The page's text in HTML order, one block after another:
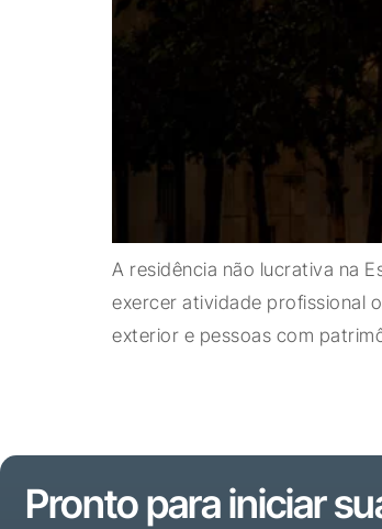
A residência não lucrativa na
exercer atividade profissional
exterior e pessoas com
Pronto para iniciar